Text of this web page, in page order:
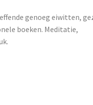
genoeg eiwitten,
boeken. Meditatie,